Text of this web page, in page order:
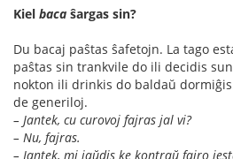
Kiel baca ŝargas sin?
Du bacaj paŝtas ŝafetojn. La tago
paŝtas sin trankvile do ili decidis
nokton ili drinkis do baldaŭ
de generiloj.
– Jantek, cu curovoj fajras jal vi?
– Nu, fajras.
– Jantek, mi jaŭdis ke kontraŭ fajro